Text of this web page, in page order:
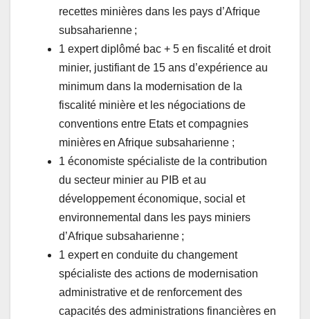
recettes minières dans les pays d’Afrique
subsaharienne ;
1 expert diplômé bac + 5 en fiscalité et droit
minier, justifiant de 15 ans d’expérience au
minimum dans la modernisation de la
fiscalité minière et les négociations de
conventions entre Etats et compagnies
minières en Afrique subsaharienne ;
1 économiste spécialiste de la contribution
du secteur minier au PIB et au
développement économique, social et
environnemental dans les pays miniers
d’Afrique subsaharienne ;
1 expert en conduite du changement
spécialiste des actions de modernisation
administrative et de renforcement des
capacités des administrations financières en